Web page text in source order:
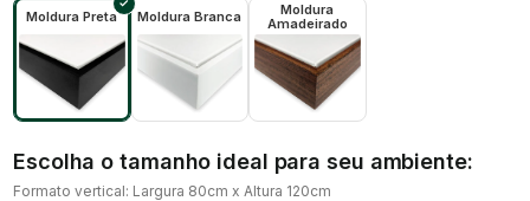
Moldura Preta Moldura Branca
Moldura
Amadeirado
Escolha o tamanho ideal para seu ambiente:
Formato vertical: Largura 80cm x Altura 120cm